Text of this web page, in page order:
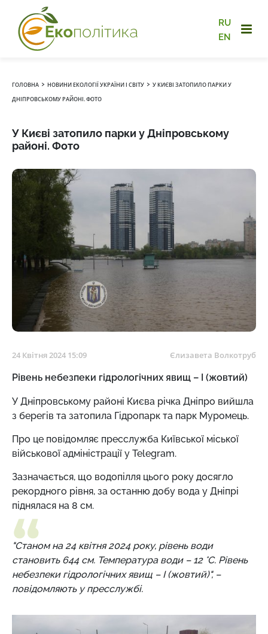
RU
EN
ГОЛОВНА › НОВИНИ ЕКОЛОГІЇ УКРАЇНИ І СВІТУ › У КИЄВІ ЗАТОПИЛО ПАРКИ У
ДНІПРОВСЬКОМУ РАЙОНІ. ФОТО
У Києві затопило парки у Дніпровському
районі. Фото
24 Квітня 2024 15:09 Єлизавета Волкотруб
Рівень небезпеки гідрологічних явищ – І (жовтий)
У Дніпровському районі Києва річка Дніпро вийшла
з берегів та затопила Гідропарк та парк Муромець.
Про це повідомляє пресслужба Київської міської
військової адміністрації у Telegram.
Зазначається, що водопілля цього року досягло
рекордного рівня, за останню добу вода у Дніпрі
піднялася на 8 см.
"Станом на 24 квітня 2024 року, рівень води
становить 644 см. Температура води – 12 °C. Рівень
небезпеки гідрологічних явищ – І (жовтий)", –
повідомляють у пресслужбі.